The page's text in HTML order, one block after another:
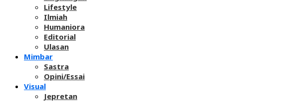
Lifestyle
Ilmiah
Humaniora
Editorial
Ulasan
Mimbar
Sastra
Opini/Essai
Visual
Jepretan